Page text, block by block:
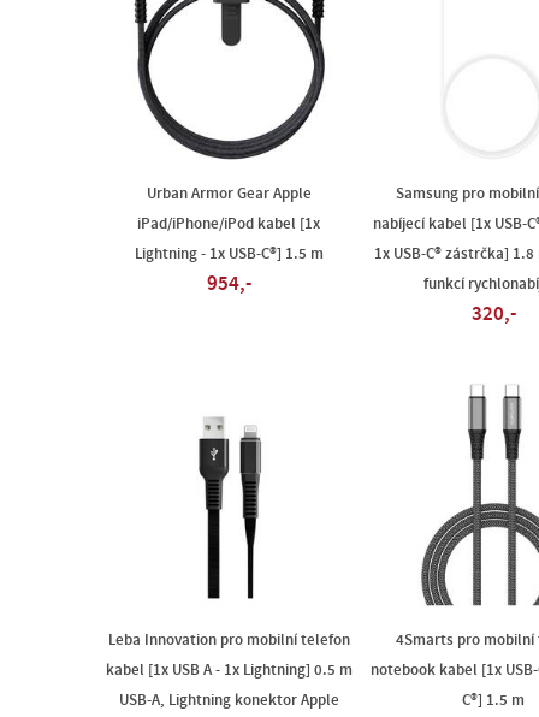
Urban Armor Gear Apple
iPad/iPhone/iPod kabel [1x
Lightning - 1x USB-C®] 1.5 m
954,-
Samsung pro
nabíjecí kabel [1x USB-
1x USB-C® zástrčka] 1.8
funkcí
320,-
Leba Innovation pro mobilní telefon
kabel [1x USB A - 1x Lightning] 0.5 m
USB-A, Lightning konektor Apple
4Smarts pro
notebook kabel [1x USB-
C®] 1.5 m